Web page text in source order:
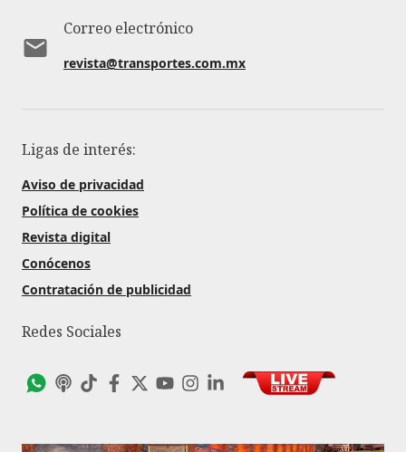
Correo electrónico
revista@transportes.com.mx
Ligas de interés:
Aviso de privacidad
Política de cookies
Revista digital
Conócenos
Contratación de publicidad
Redes Sociales